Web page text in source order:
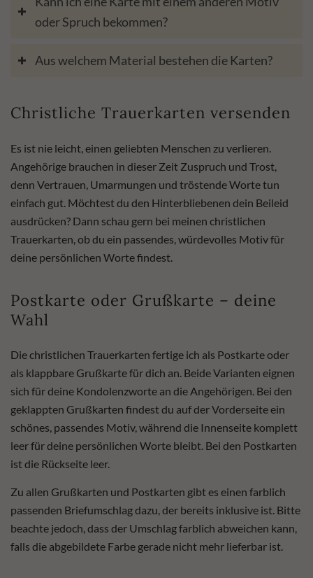
oder Spruch bekommen?
Aus welchem Material bestehen die Karten?
Christliche Trauerkarten versenden
Es ist nie leicht, einen geliebten Menschen zu verlieren.
Angehörige brauchen in dieser Zeit Zuspruch und Trost,
denn Vertrauen, Umarmungen und tröstende Worte tun
einfach gut. Möchtest du den Hinterbliebenen dein Beileid
ausdrücken? Dann schau gern bei meinen christlichen
Trauerkarten, ob du ein passendes, würdevolles Motiv für
deine persönlichen Worte findest.
Postkarte oder Grußkarte – deine
Wahl
Die christlichen Trauerkarten fertige ich als Postkarte oder
als klappbare Grußkarte für dich an. Beide Varianten eignen
sich für deine Kondolenzworte an die Angehörigen. Bei den
geklappten Grußkarten findest du auf der Vorderseite ein
schönes, passendes Motiv, während die Innenseite komplett
leer für deine persönlichen Worte bleibt. Bei den Postkarten
ist die Rückseite leer.
Zu allen Grußkarten und Postkarten gibt es einen farblich
passenden Briefumschlag dazu, der bereits inklusive ist. Bitte
beachte jedoch, dass der Umschlag farblich abweichen kann,
falls die abgebildete Farbe gerade nicht mehr lieferbar ist.